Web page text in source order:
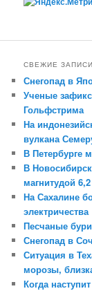
СВЕЖИЕ ЗАПИСИ
Снегопад в
Ученые
Гольфстрима
На
вулкана
В Петербурге
В
магнитудой 6,2
На Сахалине
электричества
Песчаные
Снегопад в
Ситуация в
морозы,
Когда